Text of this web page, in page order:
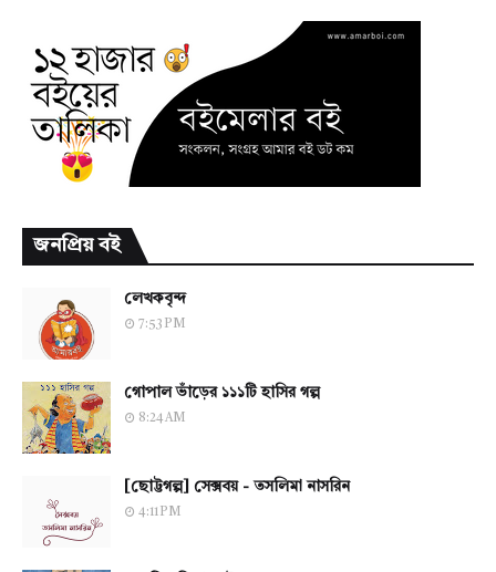
জনপ্রিয় বই
লেখকবৃন্দ
7:53 PM
গোপাল ভাঁড়ের ১১১টি হাসির গল্প
8:24 AM
[ছোট্টগল্প] সেক্সবয় - তসলিমা নাসরিন
4:11 PM